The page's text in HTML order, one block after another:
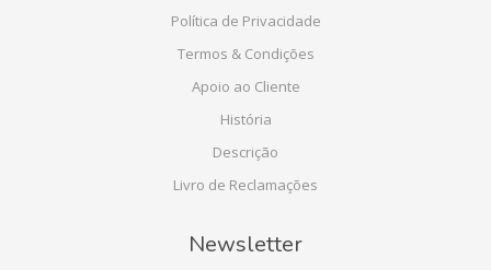
Política de Privacidade
Termos & Condições
Apoio ao Cliente
História
Descrição
Livro de Reclamações
Newsletter